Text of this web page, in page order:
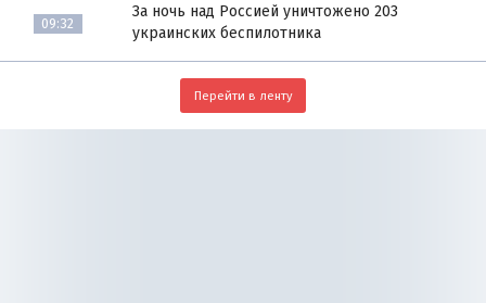
09:32
За ночь над Россией уничтожено 203
украинских беспилотника
Перейти в ленту